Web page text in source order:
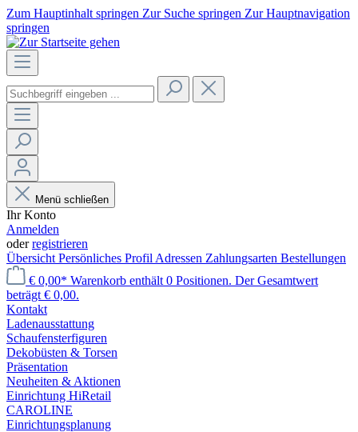
Zum Hauptinhalt springen Zur Suche springen Zur Hauptnavigation
springen
Menü schließen
Ihr Konto
Anmelden
oderregistrieren
Übersicht Persönliches Profil Adressen Zahlungsarten Bestellungen
€ 0,00* Warenkorb enthält 0 Positionen. Der Gesamtwert
beträgt € 0,00.
Kontakt
Laden­ausstattung
Schaufenster­figuren
Dekobüsten & Torsen
Präsentation
Neuheiten & Aktionen
Einrichtung HiRetail
CAROLINE
Einrichtungsplanung